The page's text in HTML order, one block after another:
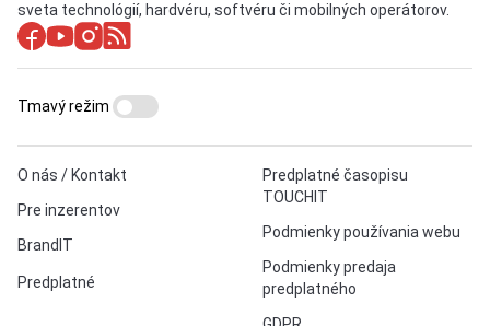
sveta technológií, hardvéru, softvéru či mobilných operátorov.
O nás / Kontakt
Pre inzerentov
BrandIT
Predplatné
Predplatné časopisu
TOUCHIT
Podmienky používania webu
Podmienky predaja
predplatného
Tmavý režim